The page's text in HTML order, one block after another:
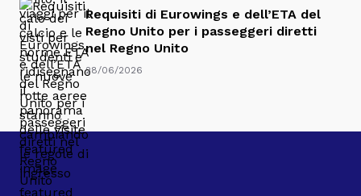
Requisiti di Eurowings e dell’ETA del
Regno Unito per i passeggeri diretti
nel Regno Unito
28/06/2026